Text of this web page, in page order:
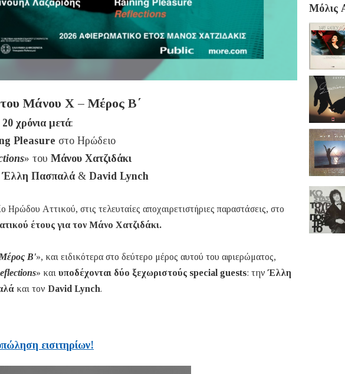
Μάνου Χ – Μέρος Β΄
20 χρόνια μετά:
Pleasure στο Ηρώδειο
» του Μάνου Χατζιδάκι
Έλλη Πασπαλά&David Lynch
Αττικού, στις τελευταίες αποχαιρετιστήριες παραστάσεις, στο
έτους για τον Μάνο Χατζιδάκι.
Β'», και ειδικότερα στο δεύτερο μέρος αυτού του αφιερώματος,
» και υποδέχονται δύο ξεχωριστούς special guests: τηνΈλλη
και τον David Lynch.
εισιτηρίων!
Μόλις